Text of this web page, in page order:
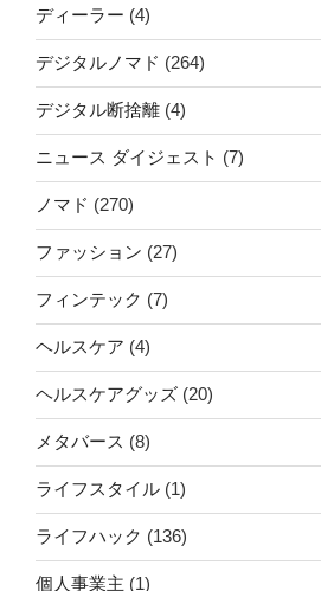
ディーラー (4)
デジタルノマド (264)
デジタル断捨離 (4)
ニュース ダイジェスト (7)
ノマド (270)
ファッション (27)
フィンテック (7)
ヘルスケア (4)
ヘルスケアグッズ (20)
メタバース (8)
ライフスタイル (1)
ライフハック (136)
個人事業主 (1)